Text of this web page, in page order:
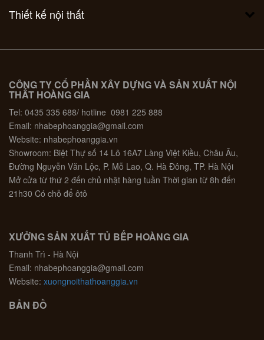
Thiết kế nội thất
CÔNG TY CỔ PHẦN XÂY DỰNG VÀ SẢN XUẤT NỘI
THẤT HOÀNG GIA
Tel: 0435 335 688/ hotline 0981 225 888
Email: nhabephoanggia@gmail.com
Website: nhabephoanggia.vn
Showroom: Biệt Thự số 14 Lô 16A7 Làng Việt Kiều, Châu Âu,
Đường Nguyễn Văn Lộc, P. Mỗ Lao, Q. Hà Đông, TP. Hà Nội
Mở cửa từ thứ 2 đến chủ nhật hàng tuần Thời gian từ 8h đến
21h30 Có chỗ để ôtô
XƯỞNG SẢN XUẤT TỦ BẾP HOÀNG GIA
Thanh Trì - Hà Nội
Email: nhabephoanggia@gmail.com
Website: xuongnoithathoanggia.vn
BẢN ĐỒ